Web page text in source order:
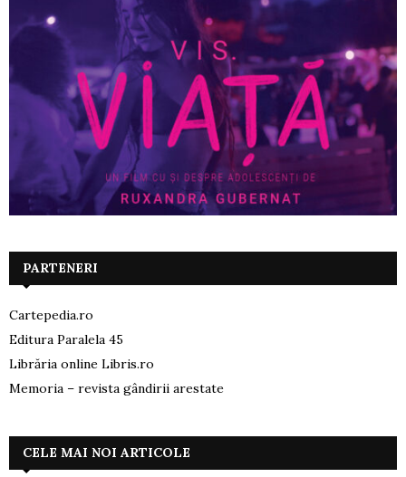
PARTENERI
Cartepedia.ro
Editura Paralela 45
Librăria online Libris.ro
Memoria – revista gândirii arestate
CELE MAI NOI ARTICOLE